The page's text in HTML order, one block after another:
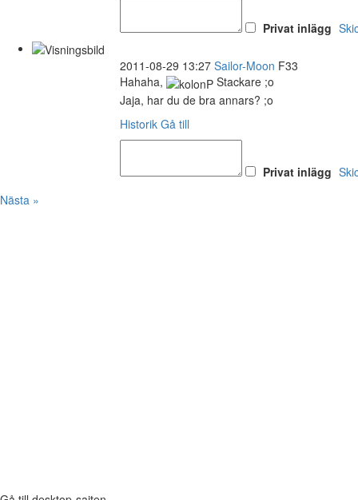
Privat inlägg
2011-08-29 13:27 Sailor-Moon F33
Hahaha,
Stackare ;o
Jaja, har du de bra annars? ;o
Historik Gå till
Privat inlägg
Nästa »